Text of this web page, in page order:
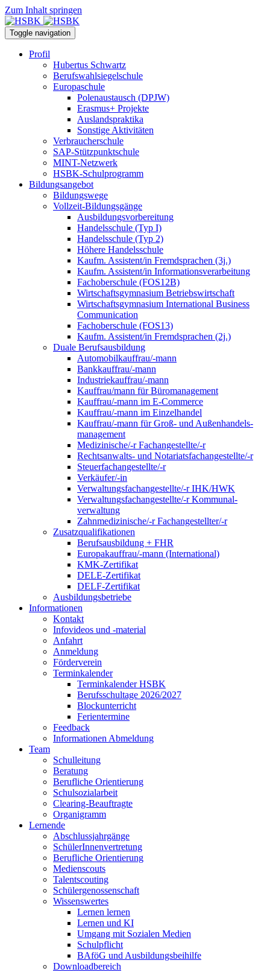
Zum Inhalt springen
Toggle navigation
Profil
Hubertus Schwartz
Berufswahlsiegelschule
Europaschule
Polenaustausch (DPJW)
Erasmus+ Projekte
Auslandspraktika
Sonstige Aktivitäten
Verbraucherschule
SAP-Stützpunktschule
MINT-Netzwerk
HSBK-Schulprogramm
Bildungsangebot
Bildungswege
Vollzeit-Bildungsgänge
Ausbildungsvorbereitung
Handelsschule (Typ I)
Handelsschule (Typ 2)
Höhere Handelsschule
Kaufm. Assistent/in­ Fremdsprachen (3j.)
Kaufm. Assistent/in Informationsverarbeitung
Fachoberschule (FOS12B)
Wirtschaftsgymnasium Betriebswirtschaft
Wirtschaftsgymnasium International Business
Communication
Fachoberschule (FOS13)
Kaufm. Assistent/in Fremdsprachen (2j.)
Duale Berufsausbildung
Automobilkauffrau/-mann
Bankkauffrau/-mann
Industriekauffrau/-mann
Kauffrau/mann für Büromanagement
Kauffrau/-mann im E-Commerce
Kauffrau/-mann im Einzelhandel
Kauffrau/-mann für Groß- und Außen­handels­
manage­ment
Medizinische/-r Fachangestellte/-r
Rechtsanwalts- und Notariatsfachangestellte/-r
Steuerfachangestellte/-r
Verkäufer/-in
Verwaltungs­fach­angestellte/-r IHK/HWK
Verwaltungsfach­angestellte/-r Kommunal­
verwaltung
Zahnmedizinische/-r Fachangestellter/-r
Zusatzqualifikationen
Berufsausbildung + FHR
Europakauffrau/-mann (International)
KMK-Zertifikat
DELE-Zertifikat
DELF-Zertifikat
Ausbildungsbetriebe
Informationen
Kontakt
Infovideos und -material
Anfahrt
Anmeldung
Förderverein
Terminkalender
Terminkalender HSBK
Berufsschultage 2026/2027
Blockunterricht
Ferientermine
Feedback
Informationen Abmeldung
Team
Schulleitung
Beratung
Berufliche Orientierung
Schulsozialarbeit
Clearing-Beauftragte
Organigramm
Lernende
Abschlussjahrgänge
SchülerInnenvertretung
Berufliche Orientierung
Medienscouts
Talentscouting
Schüler­genossen­schaft
Wissenswertes
Lernen lernen
Lernen und KI
Umgang mit Sozialen Medien
Schulpflicht
BAföG und Ausbildungsbeihilfe
Downloadbereich